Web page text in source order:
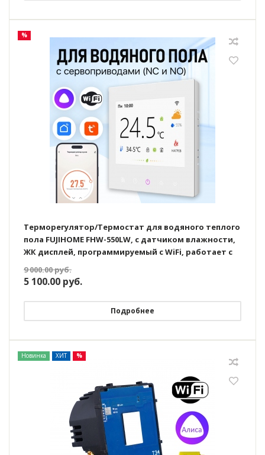
%
Терморегулятор/Термостат для водяного теплого
пола FUJIHOME FHW-550LW, с датчиком влажности,
ЖК дисплей, программируемый с WiFi, работает с
Яндекс Алисой
9 000.00руб.
5 100.00 руб.
Подробнее
Новинка ХИТ %